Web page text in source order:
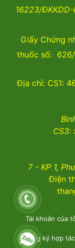
16223/
Giấy Chứng
thuốc số: 626
Địa chỉ: CS1:
CS3:
7 - KP 1,
Điện
Tài khoản của
Đăng ký hợp